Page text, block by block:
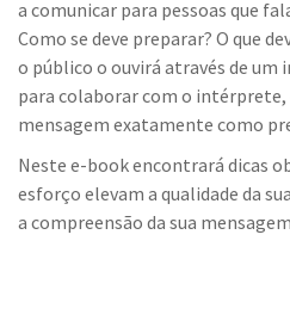
a comunicar para pessoas que
Como se deve preparar? O que
o público o ouvirá através de um
para colaborar com o intérprete,
mensagem exatamente como
Neste e-book encontrará dicas
esforço elevam a qualidade da
a compreensão da sua